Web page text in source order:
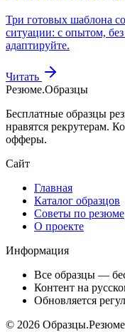
Три готовых шаблона
ситуации: с опытом,
адаптируйте.
Читать
Резюме.Образцы
Бесплатные образцы
нравятся рекрутерам.
офферы.
Сайт
Главная
Каталог образцов
Советы по резюме
О проекте
Информация
Все образцы —
Контент на
Обновляется
© 2026 Образцы.Резюме